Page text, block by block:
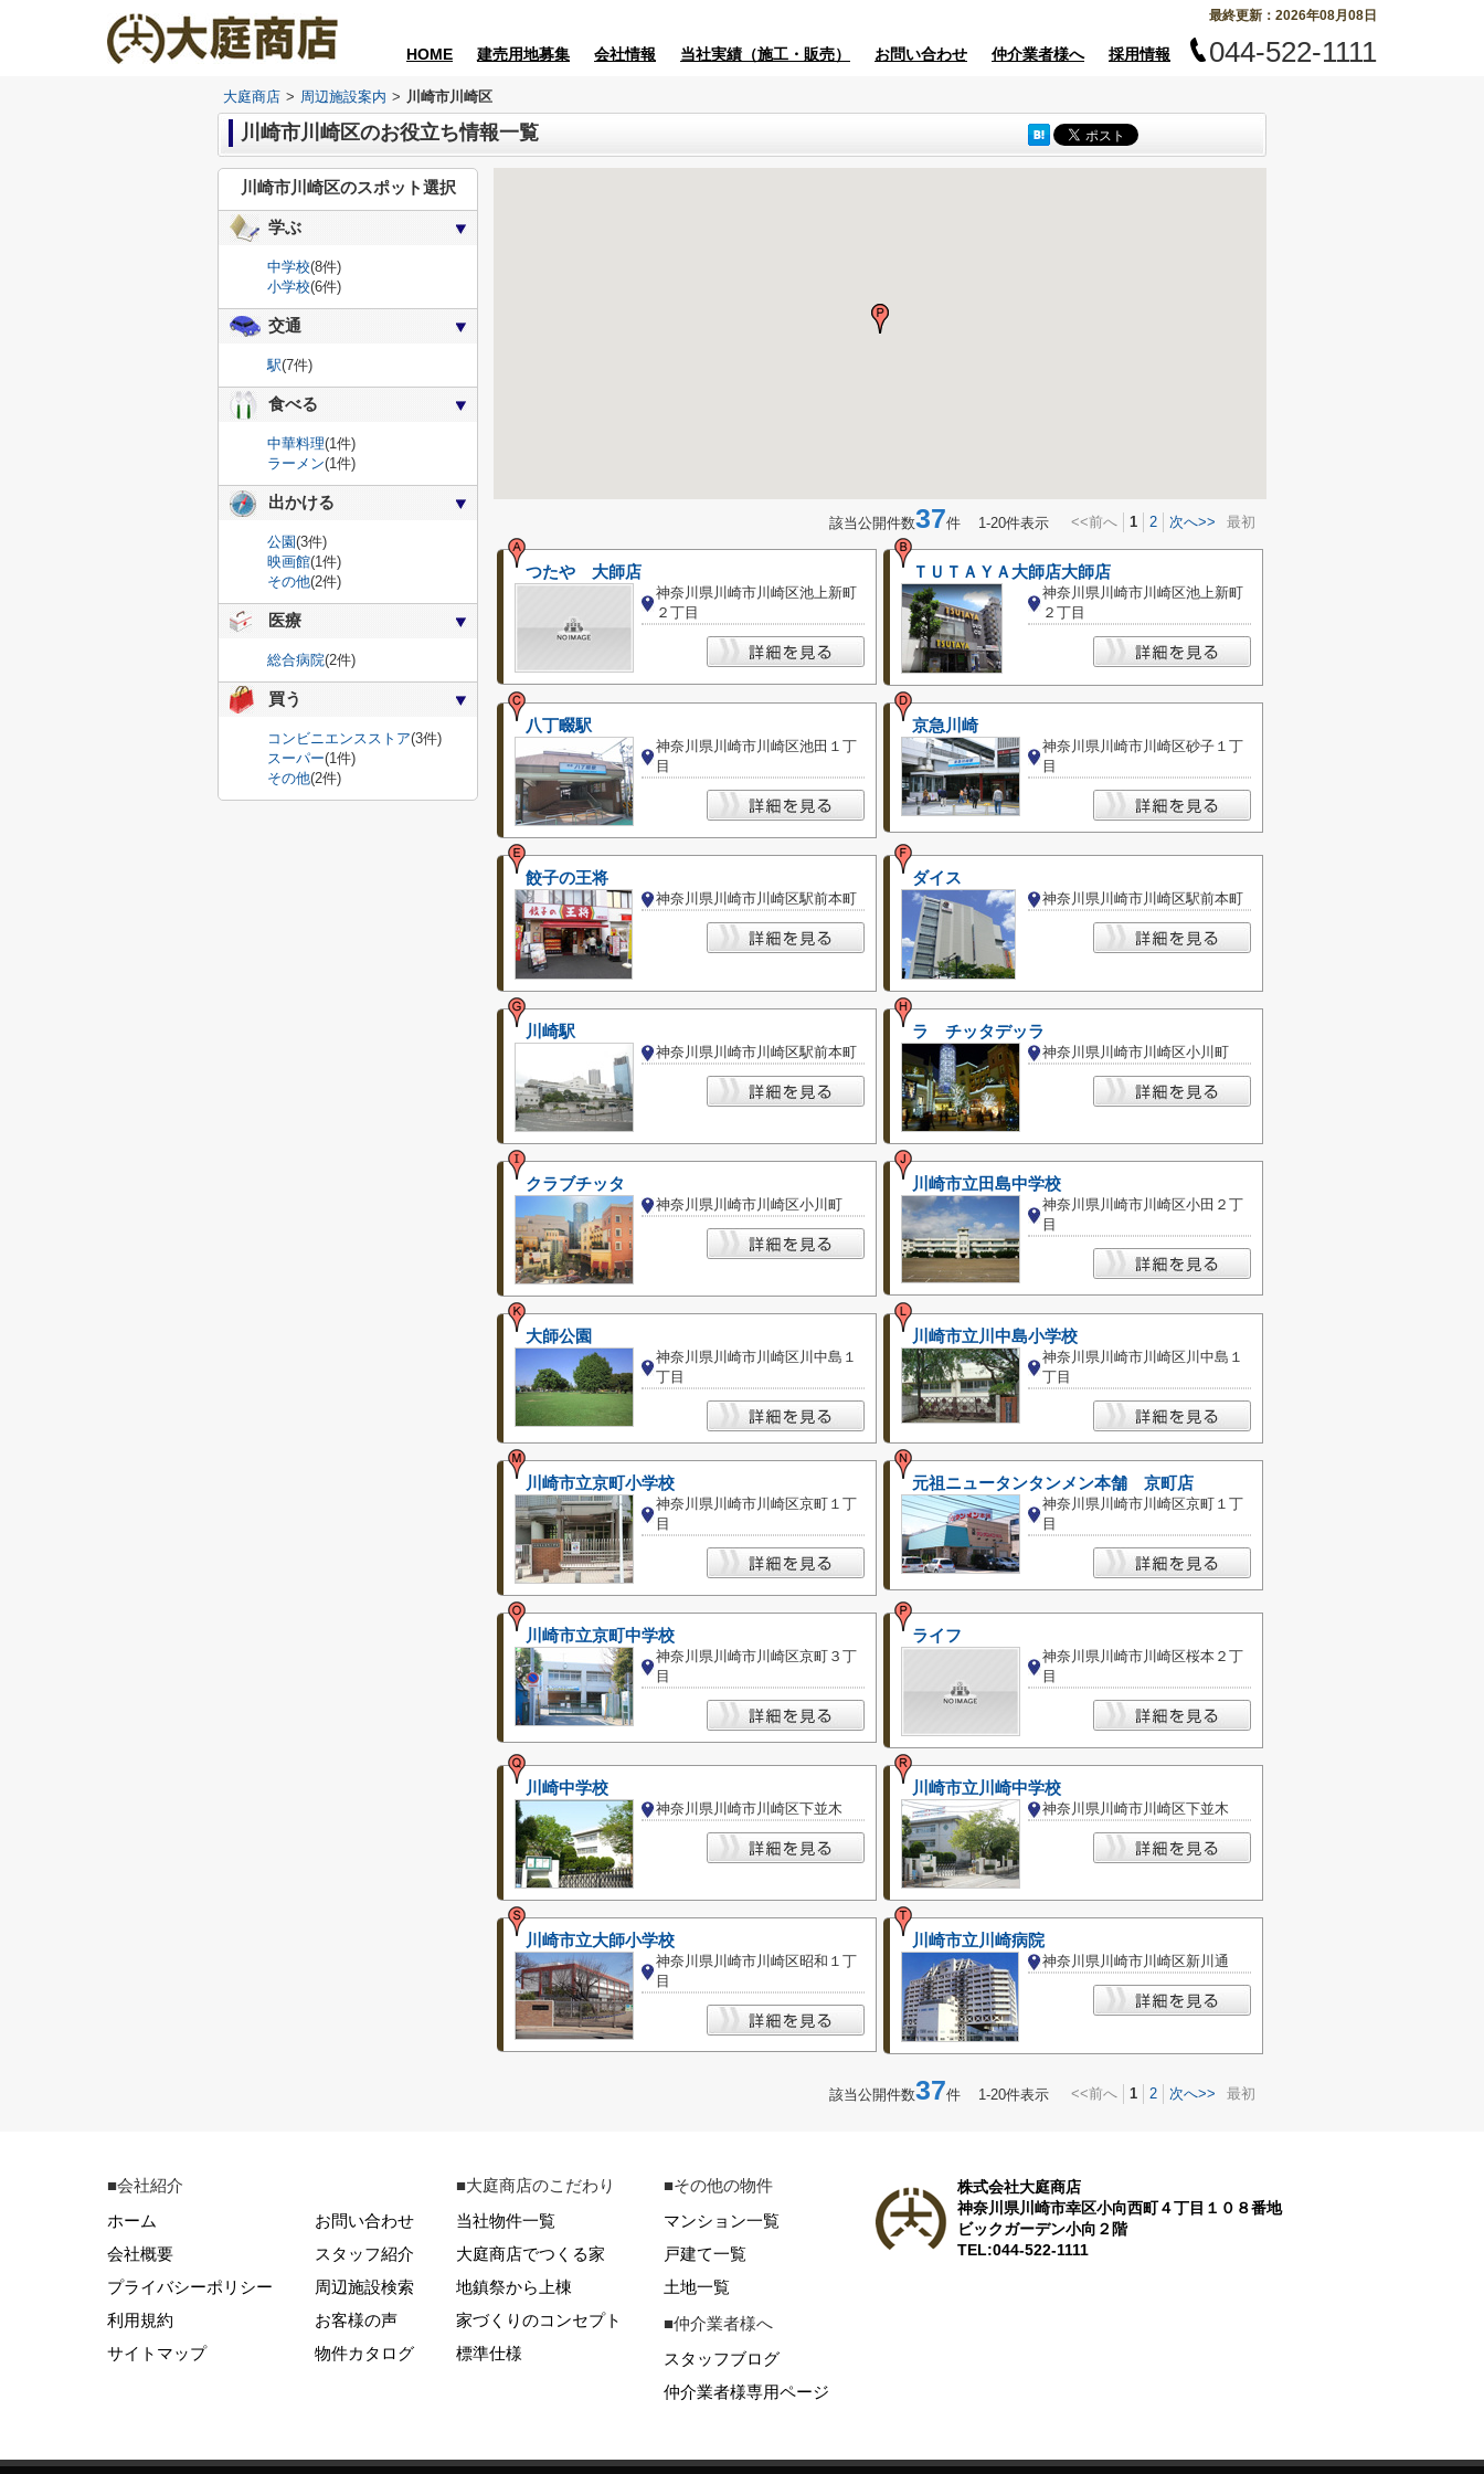
最終更新：2026年08月08日
HOME 建売用地募集 会社情報 当社実績（施工・販売） お問い合わせ 仲介業者様へ 採用情報 044-522-1111
大庭商店 > 周辺施設案内 > 川崎市川崎区
川崎市川崎区のお役立ち情報一覧
該当公開件数37件 1-20件表示 <<前へ 1 2 次へ>> 最初
つたや 大師店
神奈川県川崎市川崎区池上新町
２丁目
ＴＵＴＡＹＡ大師店大師店
神奈川県川崎市川崎区池上新町
２丁目
八丁畷駅
神奈川県川崎市川崎区池田１丁
目
京急川崎
神奈川県川崎市川崎区砂子１丁
目
餃子の王将
神奈川県川崎市川崎区駅前本町
ダイス
神奈川県川崎市川崎区駅前本町
川崎駅
神奈川県川崎市川崎区駅前本町
ラ チッタデッラ
神奈川県川崎市川崎区小川町
クラブチッタ
神奈川県川崎市川崎区小川町
川崎市立田島中学校
神奈川県川崎市川崎区小田２丁
目
大師公園
神奈川県川崎市川崎区川中島１
丁目
川崎市立川中島小学校
神奈川県川崎市川崎区川中島１
丁目
川崎市立京町小学校
神奈川県川崎市川崎区京町１丁
目
元祖ニュータンタンメン本舗 京町店
神奈川県川崎市川崎区京町１丁
目
川崎市立京町中学校
神奈川県川崎市川崎区京町３丁
目
ライフ
神奈川県川崎市川崎区桜本２丁
目
川崎中学校
神奈川県川崎市川崎区下並木
川崎市立川崎中学校
神奈川県川崎市川崎区下並木
川崎市立大師小学校
神奈川県川崎市川崎区昭和１丁
目
川崎市立川崎病院
神奈川県川崎市川崎区新川通
該当公開件数37件 1-20件表示 <<前へ 1 2 次へ>> 最初
川崎市川崎区のスポット選択
学ぶ
中学校(8件)
小学校(6件)
交通
駅(7件)
食べる
中華料理(1件)
ラーメン(1件)
出かける
公園(3件)
映画館(1件)
その他(2件)
医療
総合病院(2件)
買う
コンビニエンスストア(3件)
スーパー(1件)
その他(2件)
■会社紹介
ホーム
会社概要
プライバシーポリシー
利用規約
サイトマップ
お問い合わせ
スタッフ紹介
周辺施設検索
お客様の声
物件カタログ
■大庭商店のこだわり
当社物件一覧
大庭商店でつくる家
地鎮祭から上棟
家づくりのコンセプト
標準仕様
■その他の物件
マンション一覧
戸建て一覧
土地一覧
■仲介業者様へ
スタッフブログ
仲介業者様専用ページ
株式会社大庭商店
神奈川県川崎市幸区小向西町４丁目１０８番地
ビックガーデン小向２階
TEL:044-522-1111